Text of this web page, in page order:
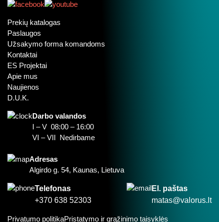
Prekių katalogas
Paslaugos
Užsakymo forma komandoms
Kontaktai
ES Projektai
Apie mus
Naujienos
D.U.K.
Darbo valandos
I – V 08:00 – 16:00
VI – VII Nedirbame
Adresas
Algirdo g. 54, Kaunas, Lietuva
Telefonas
+370 638 52303
El. paštas
matas@valorus.lt
Privatumo politikaPristatymo ir grąžinimo taisyklės